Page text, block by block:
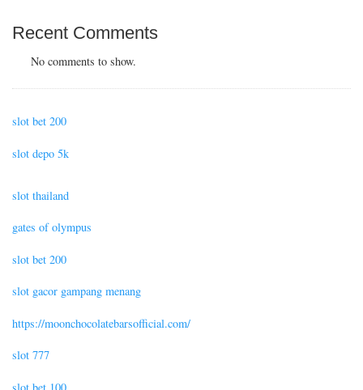
Recent Comments
No comments to show.
slot bet 200
slot depo 5k
slot thailand
gates of olympus
slot bet 200
slot gacor gampang menang
https://moonchocolatebarsofficial.com/
slot 777